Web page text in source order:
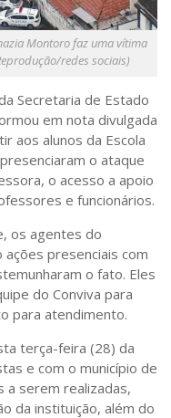
Montoro faz uma vítima
redes sociais)
Secretaria de Estado
em nota divulgada
aos alunos da Escola
o ataque
o acesso a apoio
e funcionários.
os agentes do
presenciais com
o fato. Eles
do Conviva para
para atendimento.
terça-feira (28) da
e com o município de
a serem realizadas,
da instituição, além do